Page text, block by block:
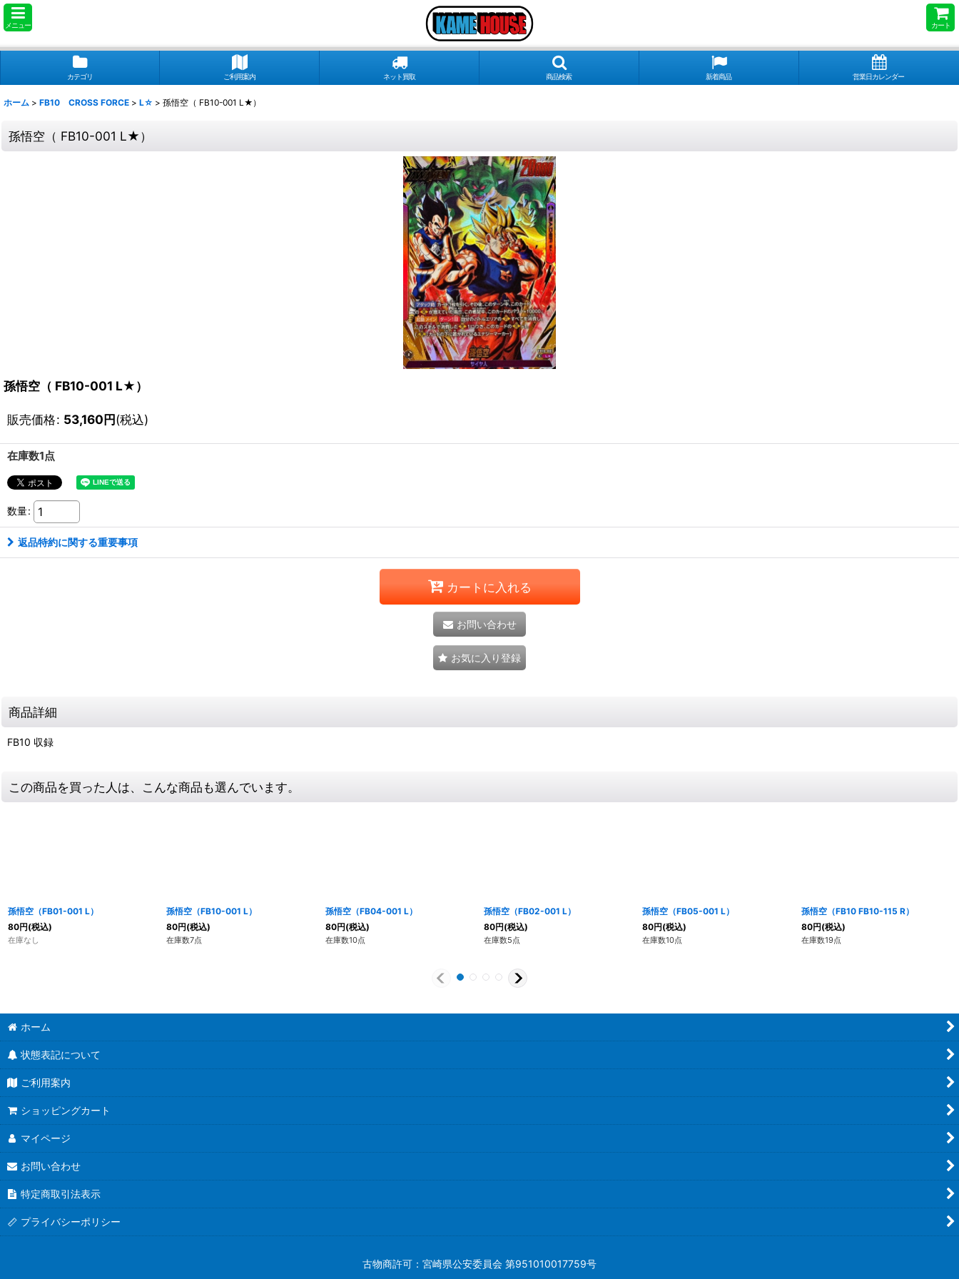
メニュー カート
カテゴリ ご利用案内 ネット買取 商品検索 新着商品 営業日カレンダー
ホーム > FB10 CROSS FORCE > L☆ > 孫悟空（ FB10-001 L★）
孫悟空（ FB10-001 L★）
孫悟空（ FB10-001 L★）
販売価格: 53,160円(税込)
在庫数1点
数量:
返品特約に関する重要事項
カートに入れる
お問い合わせ
お気に入り登録
商品詳細
FB10 収録
この商品を買った人は、こんな商品も選んでいます。
孫悟空（FB01-001 L）
80円(税込)
在庫なし
孫悟空（FB10-001 L）
80円(税込)
在庫数7点
孫悟空（FB04-001 L）
80円(税込)
在庫数10点
孫悟空（FB02-001 L）
80円(税込)
在庫数5点
孫悟空（FB05-001 L）
80円(税込)
在庫数10点
孫悟空（FB10 FB10-115 R）
80円(税込)
在庫数19点
ホーム
状態表記について
ご利用案内
ショッピングカート
マイページ
お問い合わせ
特定商取引法表示
プライバシーポリシー
古物商許可：宮崎県公安委員会 第951010017759号